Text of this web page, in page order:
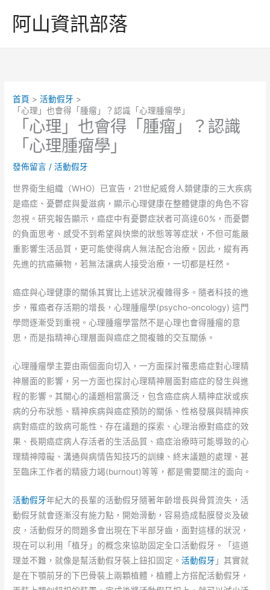
阿山資訊部落
首頁
活動假牙
「心理」也會得「腫瘤」？認識「心理腫瘤學」
「心理」也會得「腫瘤」？認識
「心理腫瘤學」
發佈留言 /活動假牙
世界衛生組織（WHO）已宣告，21世紀威脅人類健康的三大疾病
是癌症、憂鬱症與愛滋病，顯示心理健康在整體健康的角色不容
忽視。研究報告顯示，癌症中有憂鬱症狀者可高達60%，而憂鬱
的負面思考、感受不到希望與快樂的狀態等等症狀，不但可能嚴
重影響生活品質，更可能使得病人無法配合治療。因此，縱有再
先進的抗癌藥物，若無法讓病人接受治療，一切都是枉然。
癌症與心理健康的關係其實比上述狀況複雜得多。隨者科技的進
步，罹癌者存活期的增長，心理腫瘤學(psycho-oncology) 這門
學問逐漸受到重視。心理腫瘤學當然不是心理也會得腫瘤的意
思，而是指精神心理層面與癌症之間複雜的交互關係。
心理腫瘤學主要由兩個面向切入，一方面探討罹患癌症對心理精
神層面的影響，另一方面也探討心理精神層面對癌症的發生與進
程的影響。其關心的議題相當廣泛，包含癌症病人精神症狀或疾
病的分布狀態、精神疾病與癌症預防的關係、性格發展與精神疾
病對癌症的致病可能性、存在議題的探索、心理治療對癌症的效
果、長期癌症病人存活者的生活品質、癌症治療時可能導致的心
理精神障礙、溝通與病情告知技巧的訓練、終末議題的處理、甚
至臨床工作者的精疲力竭(burnout)等等，都是需要關注的面向。
活動假牙年紀大的長輩的活動假牙隨著年齡增長與骨質流失，活
動假牙就會逐漸沒有施力點，開始滑動，容易造成黏膜發炎及破
皮，活動假牙的問題多會出現在下半部牙齒，面對這樣的狀況，
現在可以利用「植牙」的概念來協助固定全口活動假牙。「這道
理並不難，就像是幫活動假牙裝上鈕扣固定。活動假牙 」其實就
是在下顎前牙的下巴骨裝上兩顆植體，植體上方搭配活動假牙，